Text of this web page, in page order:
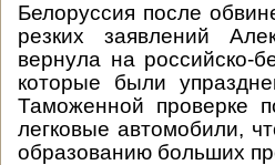
Белоруссия после
резких заявлений
вернула на российско-
которые были
Таможенной проверке
легковые автомобили,
образованию больших